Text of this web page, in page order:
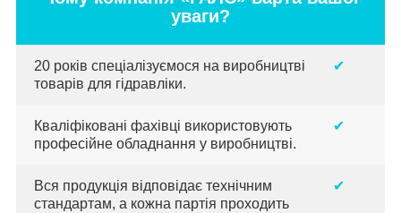
уваги?
20 років спеціалізуємося на виробництві
товарів для гідравліки.
✔
Кваліфіковані фахівці використовують
професійне обладнання у виробництві.
✔
Вся продукція відповідає технічним
стандартам, а кожна партія проходить
✔